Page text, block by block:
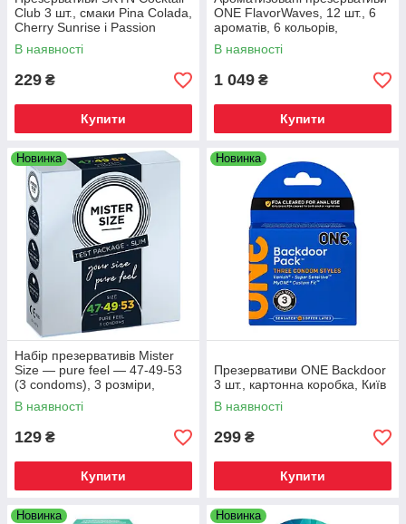
Club 3 шт., смаки Pina Colada,
Cherry Sunrise і Passion
Daiquiri
В наявності
229 ₴
Купити
ONE FlavorWaves, 12 шт., 6
ароматів, 6 кольорів,
подарункове паковання-
тубус
В наявності
1 049 ₴
Купити
Новинка
Набір презервативів Mister
Size — pure feel — 47-49-53
(3 condoms), 3 розміри,
товщина 0,05 мм, Київ
В наявності
129 ₴
Купити
Новинка
Презервативи ONE Backdoor
3 шт., картонна коробка, Київ
В наявності
299 ₴
Купити
Новинка Новинка